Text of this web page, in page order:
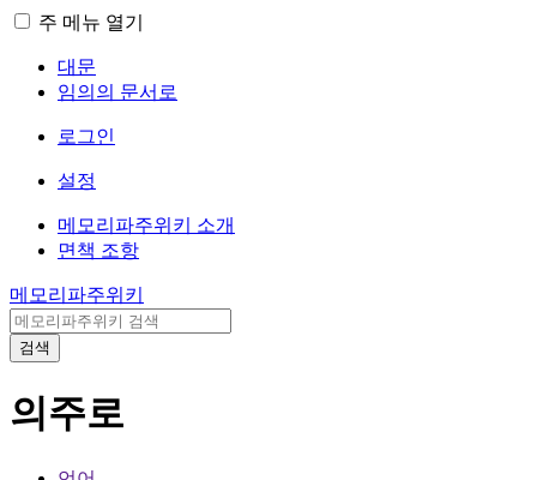
주 메뉴 열기
대문
임의의 문서로
로그인
설정
메모리파주위키 소개
면책 조항
메모리파주위키
검색
의주로